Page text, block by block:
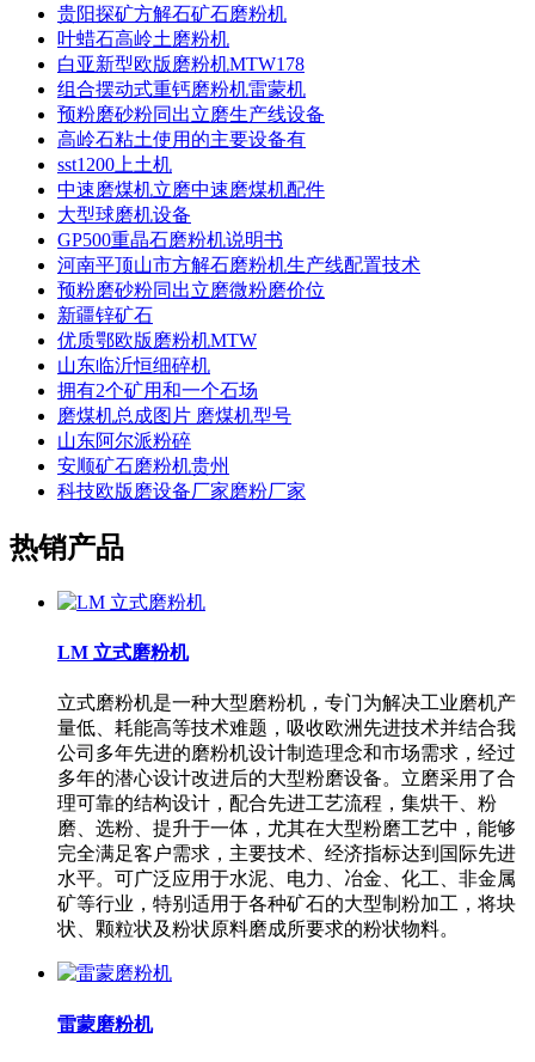
贵阳探矿方解石矿石磨粉机
叶蜡石高岭土磨粉机
白亚新型欧版磨粉机MTW178
组合摆动式重钙磨粉机雷蒙机
预粉磨砂粉同出立磨生产线设备
高岭石粘土使用的主要设备有
sst1200上土机
中速磨煤机立磨中速磨煤机配件
大型球磨机设备
GP500重晶石磨粉机说明书
河南平顶山市方解石磨粉机生产线配置技术
预粉磨砂粉同出立磨微粉磨价位
新疆锌矿石
优质鄂欧版磨粉机MTW
山东临沂恒细碎机
拥有2个矿用和一个石场
磨煤机总成图片 磨煤机型号
山东阿尔派粉碎
安顺矿石磨粉机贵州
科技欧版磨设备厂家磨粉厂家
热销产品
LM 立式磨粉机
立式磨粉机是一种大型磨粉机，专门为解决工业磨机产
量低、耗能高等技术难题，吸收欧洲先进技术并结合我
公司多年先进的磨粉机设计制造理念和市场需求，经过
多年的潜心设计改进后的大型粉磨设备。立磨采用了合
理可靠的结构设计，配合先进工艺流程，集烘干、粉
磨、选粉、提升于一体，尤其在大型粉磨工艺中，能够
完全满足客户需求，主要技术、经济指标达到国际先进
水平。可广泛应用于水泥、电力、冶金、化工、非金属
矿等行业，特别适用于各种矿石的大型制粉加工，将块
状、颗粒状及粉状原料磨成所要求的粉状物料。
雷蒙磨粉机